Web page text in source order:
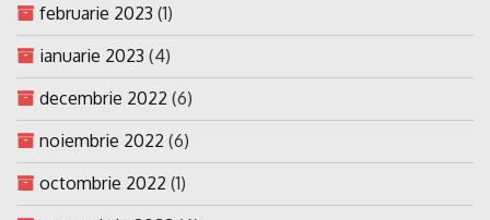
februarie 2023 (1)
ianuarie 2023 (4)
decembrie 2022 (6)
noiembrie 2022 (6)
octombrie 2022 (1)